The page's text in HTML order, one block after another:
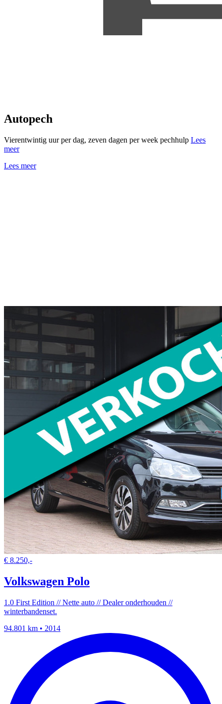
Autopech
Vierentwintig uur per dag, zeven dagen per week pechhulp Lees
meer
Lees meer
€ 8.250,-
Volkswagen Polo
1.0 First Edition // Nette auto // Dealer onderhouden //
winterbandenset.
94.801 km • 2014